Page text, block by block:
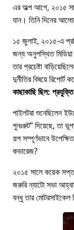
এর অল্প আগে, ২০১৫
যান। তিনি দিনের
১৫ জুলাই, ২০১৫-এ
জন্য অনুপস্থিত
তার প্রচেষ্টা
দুর্নীতির বিষয়ে রিপোর্ট
কাছাকাছি ছিল:
পাইলটরা শুনেছিলেন
পুনঃরুট দিয়েছে, তা
গল্প সম্পূর্ণভাবে
কভারেজ?
২০১৫ সালে কয়েক
জরুরি ন্যাটো সভা
বন্ধু তার মোটরসাইকেল